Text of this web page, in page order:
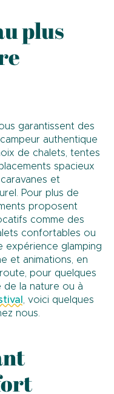
plus
garantissent des
authentique
de chalets, tentes
spacieux
et
Pour plus de
proposent
comme des
confortables ou
expérience glamping
et animations, en
pour quelques
la nature ou à
, voici quelques
nous.